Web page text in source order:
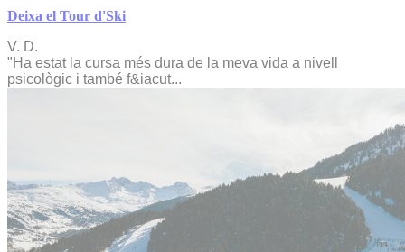
Deixa el Tour d'Ski
V. D.
"Ha estat la cursa més dura de la meva vida a nivell
psicològic i també f&iacut...